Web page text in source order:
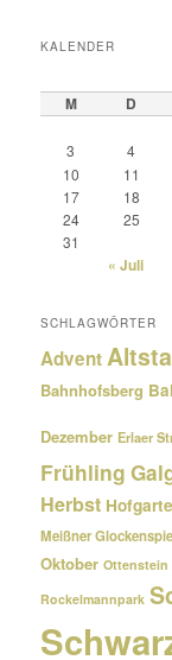
KALENDER
M D
3
4
10
11
17
18
24
25
31
« Juli
SCHLAGWÖRTER
Advent
Bahnhofsberg
Dezember Erlaer
Frühling
Herbst
Meißner
Oktober Ottenstein
Rockelmannpark